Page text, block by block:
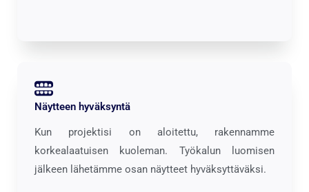
Näytteen hyväksyntä
Kun projektisi on aloitettu, rakennamme
korkealaatuisen kuoleman. Työkalun luomisen
jälkeen lähetämme osan näytteet hyväksyttäväksi.